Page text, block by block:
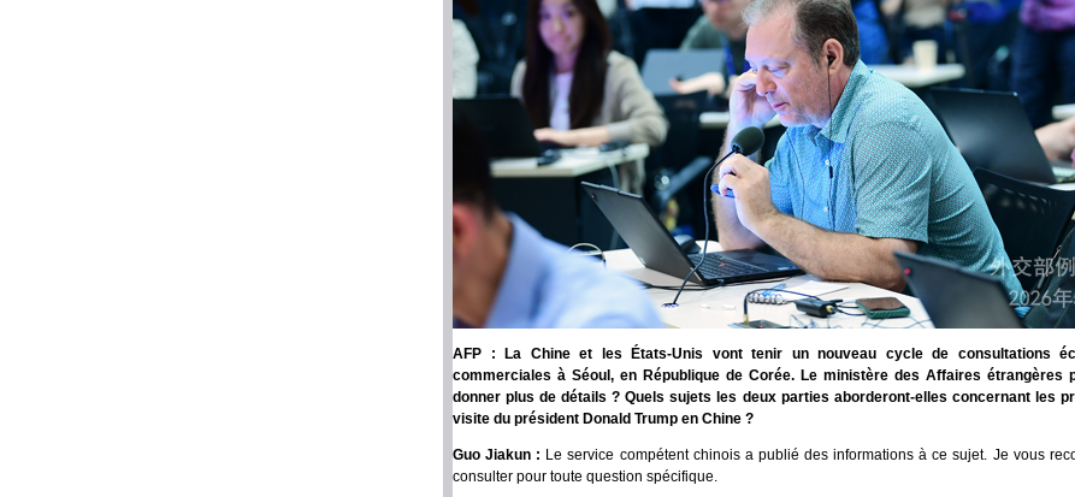
AFP : La Chine et les États-Unis vont tenir un nouveau cycle de consultations
commerciales à Séoul, en République de Corée. Le ministère des Affaires étrangères
donner plus de détails ? Quels sujets les deux parties aborderont-elles concernant les
visite du président Donald Trump en Chine ?
Guo Jiakun : Le service compétent chinois a publié des informations à ce sujet. Je vous
consulter pour toute question spécifique.